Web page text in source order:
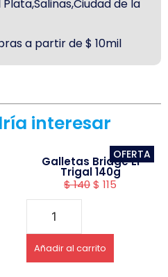
de la
a partir de $ 10mil
interesar
OFERTA
Galletas Bridge El
Trigal 140g
$140$ 115
Añadir al carrito